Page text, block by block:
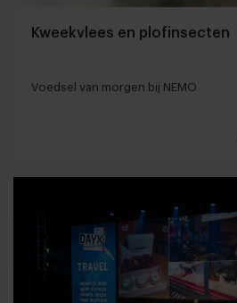
Kweekvlees en plofinsecten
Voedsel van morgen bij NEMO